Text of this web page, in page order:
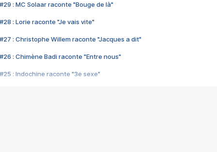
#29 : MC Solaar raconte "Bouge de là"
#28 : Lorie raconte "Je vais vite"
#27 : Christophe Willem raconte "Jacques a dit"
#26 : Chimène Badi raconte "Entre nous"
#25 : Indochine raconte "3e sexe"